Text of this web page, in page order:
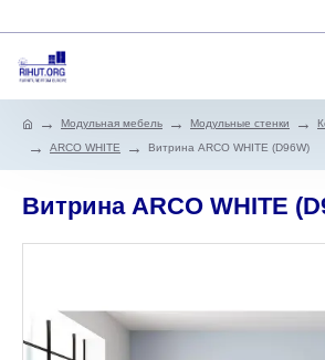
Модульная мебель Модульные стенки
ARCO WHITE
Витрина ARCO WHITE (D96W)
Витрина ARCO WHITE